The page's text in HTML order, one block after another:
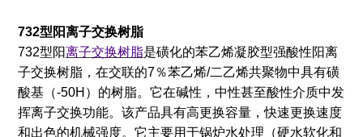
732型阳离子交换树脂
732型阳离子交换树脂是磺化的苯乙烯凝胶型强酸性阳离
子交换树脂，在交联的7％苯乙烯/二乙烯共聚物中具有磺
酸基（-50H）的树脂。它在碱性，中性甚至酸性介质中发
挥离子交换功能。该产品具有高更换容量，快速更换速度
和出色的机械强度。它主要用于锅炉水处理（硬水软化和